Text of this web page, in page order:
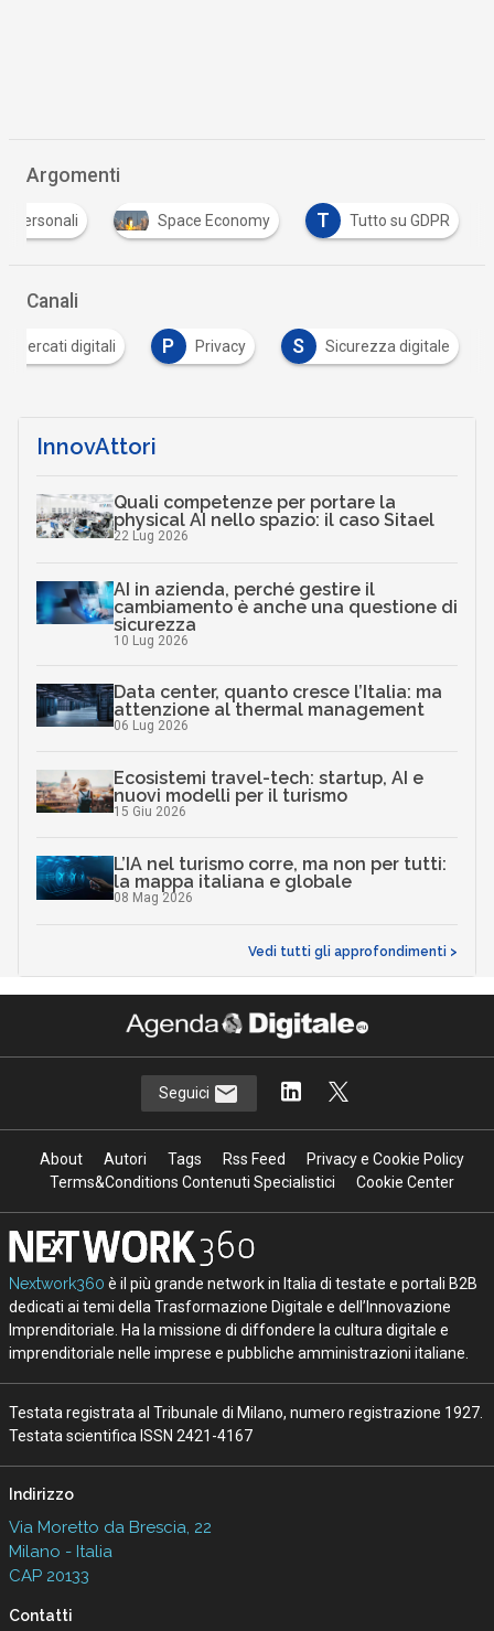
Argomenti
personali Space Economy T Tutto su GDPR
Canali
Mercati digitali P Privacy S Sicurezza digitale
InnovAttori
Quali competenze per portare la
physical AI nello spazio: il caso Sitael
22 Lug 2026
AI in azienda, perché gestire il
cambiamento è anche una questione di
sicurezza
10 Lug 2026
Data center, quanto cresce l’Italia: ma
attenzione al thermal management
06 Lug 2026
Ecosistemi travel-tech: startup, AI e
nuovi modelli per il turismo
15 Giu 2026
L’IA nel turismo corre, ma non per tutti:
la mappa italiana e globale
08 Mag 2026
Vedi tutti gli approfondimenti >
Seguici
About Autori Tags Rss Feed
Privacy e Cookie Policy
Terms&Conditions Contenuti Specialistici
Cookie Center
Nextwork360 è il più grande network in Italia di testate e portali B2B
dedicati ai temi della Trasformazione Digitale e dell’Innovazione
Imprenditoriale. Ha la missione di diffondere la cultura digitale e
imprenditoriale nelle imprese e pubbliche amministrazioni italiane.
Testata registrata al Tribunale di Milano, numero registrazione 1927.
Testata scientifica ISSN 2421-4167
Indirizzo
Via Moretto da Brescia, 22
Milano - Italia
CAP 20133
Contatti